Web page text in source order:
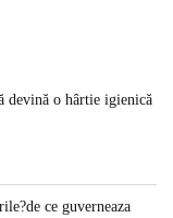
devină o hârtie igienică
ce guverneaza